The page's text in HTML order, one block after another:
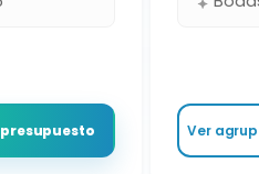
presupuesto Ver